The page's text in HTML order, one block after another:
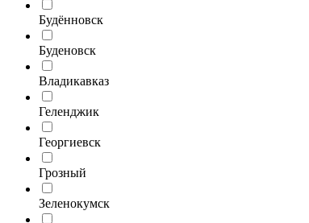
Будённовск
Буденовск
Владикавказ
Геленджик
Георгиевск
Грозный
Зеленокумск